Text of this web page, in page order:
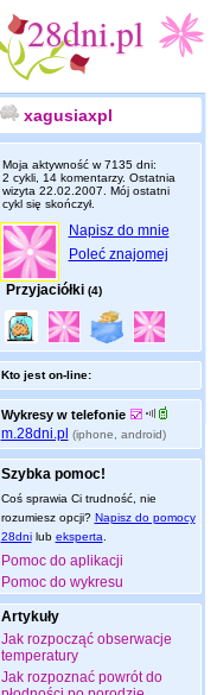
xagusiaxpl
Moja aktywność w 7135 dni:
2 cykli, 14 komentarzy. Ostatnia
wizyta 22.02.2007 . Mój ostatni
cykl się skończył.
Napisz do mnie
Poleć znajomej
Przyjaciółki (4)
Kto jest on-line:
Wykresy w telefonie
m.28dni.pl (iphone, android)
Szybka pomoc!
Coś sprawia Ci trudność, nie
rozumiesz opcji? Napisz do pomocy
28dnilub eksperta
Pomoc do aplikacji
Pomoc do wykresu
Artykuły
Jak rozpocząć obserwacje
temperatury
Jak rozpoznać powrót do